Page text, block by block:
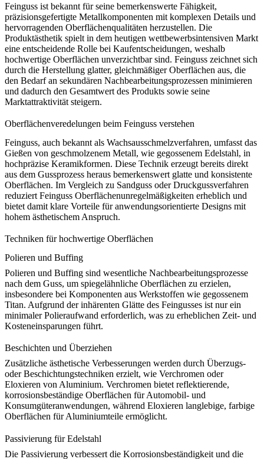
Feinguss ist bekannt für seine bemerkenswerte Fähigkeit,
präzisionsgefertigte Metallkomponenten mit komplexen Details und
hervorragenden Oberflächenqualitäten herzustellen. Die
Produktästhetik spielt in dem heutigen wettbewerbsintensiven Markt
eine entscheidende Rolle bei Kaufentscheidungen, weshalb
hochwertige Oberflächen unverzichtbar sind. Feinguss zeichnet sich
durch die Herstellung glatter, gleichmäßiger Oberflächen aus, die
den Bedarf an sekundären Nachbearbeitungsprozessen minimieren
und dadurch den Gesamtwert des Produkts sowie seine
Marktattraktivität steigern.
Oberflächenveredelungen beim Feinguss verstehen
Feinguss, auch bekannt als Wachsausschmelzverfahren, umfasst das
Gießen von geschmolzenem Metall, wie gegossenem Edelstahl, in
hochpräzise Keramikformen. Diese Technik erzeugt bereits direkt
aus dem Gussprozess heraus bemerkenswert glatte und konsistente
Oberflächen. Im Vergleich zu Sandguss oderDruckgussverfahren
reduziert Feinguss Oberflächenunregelmäßigkeiten erheblich und
bietet damit klare Vorteile für anwendungsorientierte Designs mit
hohem ästhetischem Anspruch.
Techniken für hochwertige Oberflächen
Polieren und Buffing
Polieren und Buffing sind wesentliche Nachbearbeitungsprozesse
nach dem Guss, um spiegelähnliche Oberflächen zu erzielen,
insbesondere bei Komponenten aus Werkstoffen wie gegossenem
Titan. Aufgrund der inhärenten Glätte des Feingusses ist nur ein
minimaler Polieraufwand erforderlich, was zu erheblichen Zeit- und
Kosteneinsparungen führt.
Beschichten und Überziehen
Zusätzliche ästhetische Verbesserungen werden durch Überzugs-
oder Beschichtungstechniken erzielt, wie Verchromen oder
Eloxieren von Aluminium. Verchromen bietet reflektierende,
korrosionsbeständige Oberflächen für Automobil- und
Konsumgüteranwendungen, während Eloxieren langlebige, farbige
Oberflächen für Aluminiumteile ermöglicht.
Passivierung für Edelstahl
Die Passivierung verbessert die Korrosionsbeständigkeit und die